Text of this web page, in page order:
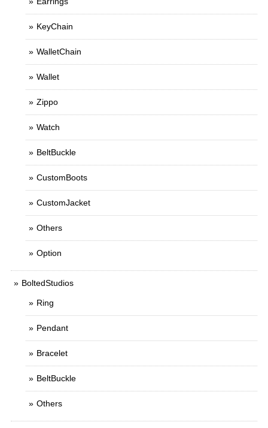
KeyChain
WalletChain
Wallet
Zippo
Watch
BeltBuckle
CustomBoots
CustomJacket
Others
Option
BoltedStudios
Ring
Pendant
Bracelet
BeltBuckle
Others